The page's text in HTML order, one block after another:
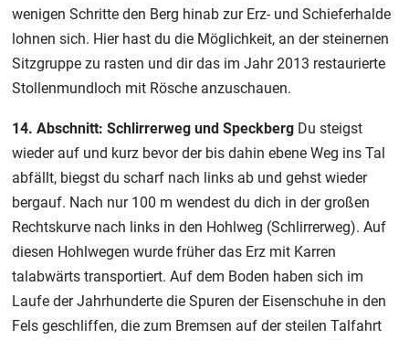
wenigen Schritte den Berg hinab zur Erz- und Schieferhalde
lohnen sich. Hier hast du die Möglichkeit, an der steinernen
Sitzgruppe zu rasten und dir das im Jahr 2013 restaurierte
Stollenmundloch mit Rösche anzuschauen.
14. Abschnitt: Schlirrerweg und Speckberg Du steigst
wieder auf und kurz bevor der bis dahin ebene Weg ins Tal
abfällt, biegst du scharf nach links ab und gehst wieder
bergauf. Nach nur 100 m wendest du dich in der großen
Rechtskurve nach links in den Hohlweg (Schlirrerweg). Auf
diesen Hohlwegen wurde früher das Erz mit Karren
talabwärts transportiert. Auf dem Boden haben sich im
Laufe der Jahrhunderte die Spuren der Eisenschuhe in den
Fels geschliffen, die zum Bremsen auf der steilen Talfahrt